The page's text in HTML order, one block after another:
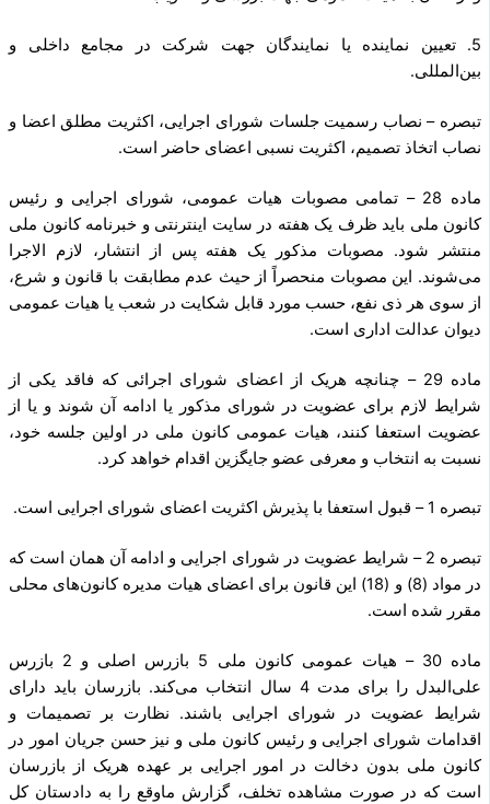
5. تعیین نماینده یا نمایندگان جهت شرکت در مجامع داخلی و
بین‌المللی.
تبصره – نصاب رسمیت جلسات شورای اجرایی، اکثریت مطلق اعضا و
نصاب اتخاذ تصمیم، اکثریت نسبی اعضای حاضر است.
ماده 28 – تمامی مصوبات هیات عمومی، شورای اجرایی و رئیس
کانون ملی باید ظرف یک هفته در سایت اینترنتی و خبرنامه کانون ملی
منتشر شود. مصوبات مذکور یک هفته پس از انتشار، لازم الاجرا
می‌شوند. این مصوبات منحصراً از حیث عدم مطابقت با قانون و شرع،
از سوی هر ذی نفع، حسب مورد قابل شکایت در شعب یا هیات عمومی
دیوان عدالت اداری است.
ماده 29 – چنانچه هریک از اعضای شورای اجرائی که فاقد یکی از
شرایط لازم برای عضویت در شورای مذکور یا ادامه آن شوند و یا از
عضویت استعفا کنند، هیات عمومی کانون ملی در اولین جلسه خود،
نسبت به انتخاب و معرفی عضو جایگزین اقدام خواهد کرد.
تبصره 1 – قبول استعفا با پذیرش اکثریت اعضای شورای اجرایی است.
تبصره 2 – شرایط عضویت در شورای اجرایی و ادامه آن همان است که
در مواد (8) و (18) این قانون برای اعضای هیات مدیره کانون‌های محلی
مقرر شده است.
ماده 30 – هیات عمومی کانون ملی 5 بازرس اصلی و 2 بازرس
علی‌البدل را برای مدت 4 سال انتخاب می‌کند. بازرسان باید دارای
شرایط عضویت در شورای اجرایی باشند. نظارت بر تصمیمات و
اقدامات شورای اجرایی و رئیس کانون ملی و نیز حسن جریان امور در
کانون ملی بدون دخالت در امور اجرایی بر عهده هریک از بازرسان
است که در صورت مشاهده تخلف، گزارش ماوقع را به دادستان کل